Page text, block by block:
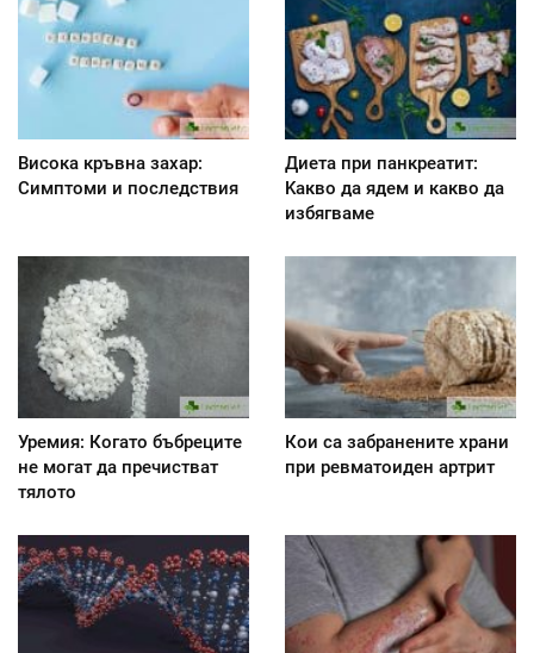
Висока кръвна захар:
Симптоми и последствия
Диета при панкреатит:
Kакво да ядем и какво да
избягваме
Уремия: Когато бъбреците
не могат да пречистват
тялото
Кои са забранените храни
при ревматоиден артрит